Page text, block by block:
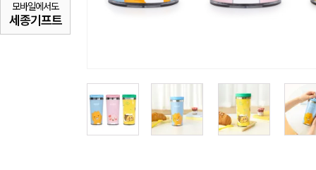
모바일에서도
세종기프트